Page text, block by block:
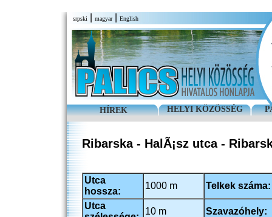
srpski magyar| English
HÍREK HELYI KÖZÖSSÉG
Ribarska - HalÃ¡sz utca -
Utca
hossza:
1000 m
Telkek száma:
Utca
10 m Szavazóhely: